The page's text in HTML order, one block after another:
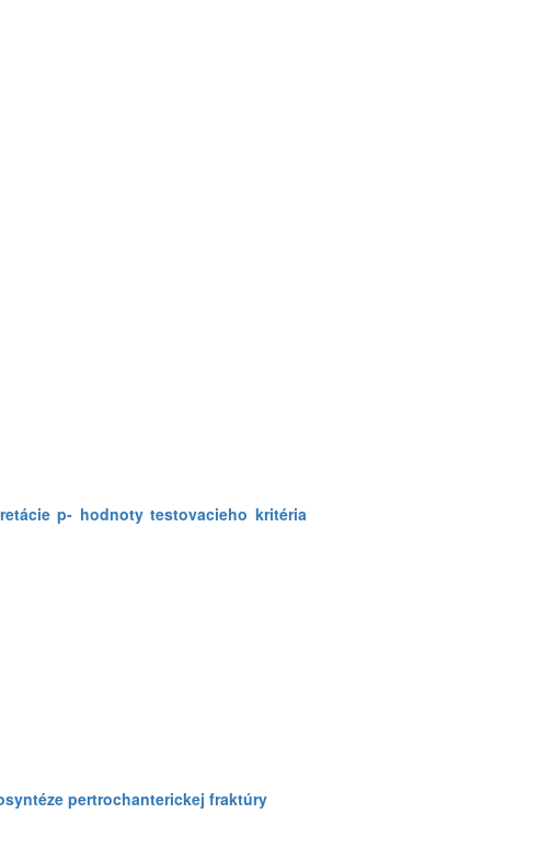
p- hodnoty testovacieho kritéria
pertrochanterickej fraktúry